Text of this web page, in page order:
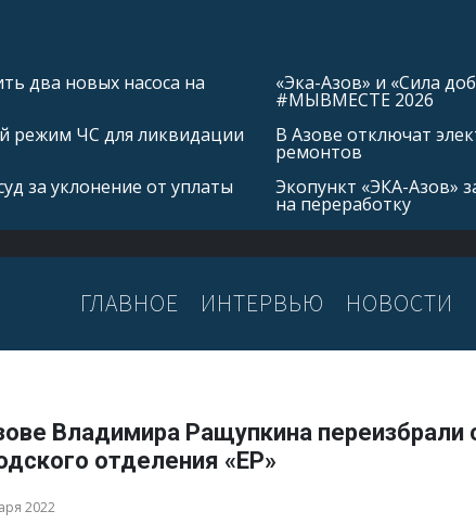
два новых насоса на
режим ЧС для ликвидации
за уклонение от уплаты
«Эка-Азов» и «Сила
#МЫВМЕСТЕ 2026
В Азове отключат
ремонтов
Экопункт «ЭКА-Азов»
на переработку
ГЛАВНОЕ ИНТЕРВЬЮ НОВОСТИ
Владимира Ращупкина переизбрали
отделения «ЕР»
2022